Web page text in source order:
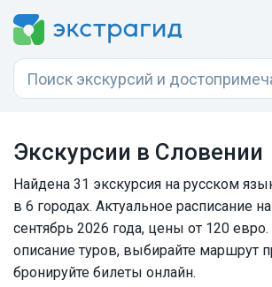
Экскурсии в Словении
Найдена 31 экскурсия на русском
в 6 городах. Актуальное расписание
сентябрь 2026 года, цены от 120 евро.
описание туров, выбирайте маршрут
бронируйте билеты онлайн.